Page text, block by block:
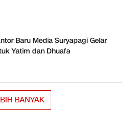
Baru Media Suryapagi Gelar
Yatim dan Dhuafa
BANYAK